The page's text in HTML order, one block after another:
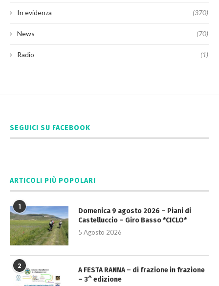
In evidenza (370)
News (70)
Radio (1)
SEGUICI SU FACEBOOK
ARTICOLI PIÙ POPOLARI
1
Domenica 9 agosto 2026 – Piani di
Castelluccio – Giro Basso *CICLO*
5 Agosto 2026
2
A FESTA RANNA – di frazione in frazione
– 3^ edizione